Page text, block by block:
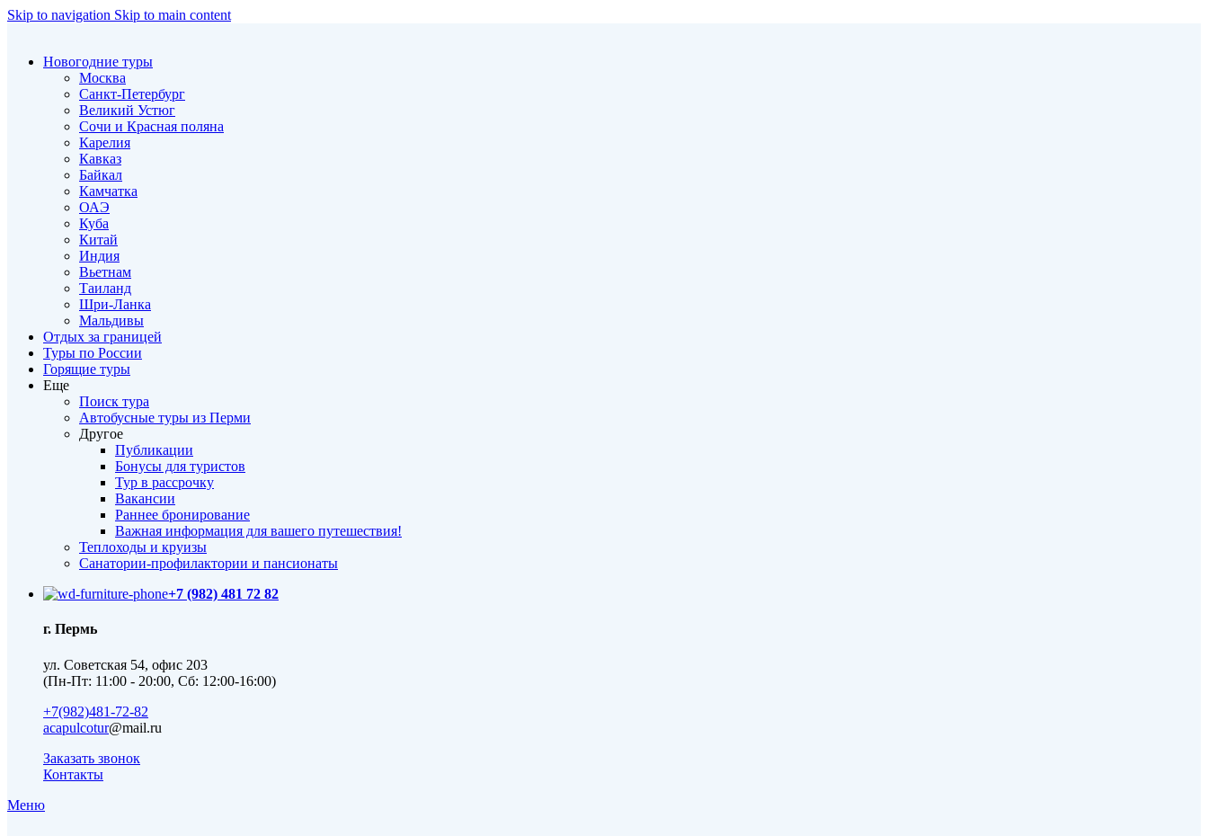
Skip to navigation Skip to main content
Новогодние туры
Москва
Санкт-Петербург
Великий Устюг
Сочи и Красная поляна
Карелия
Кавказ
Байкал
Камчатка
ОАЭ
Куба
Китай
Индия
Вьетнам
Таиланд
Шри-Ланка
Мальдивы
Отдых за границей
Туры по России
Горящие туры
Еще
Поиск тура
Автобусные туры из Перми
Другое
Публикации
Бонусы для туристов
Тур в рассрочку
Вакансии
Раннее бронирование
Важная информация для вашего путешествия!
Теплоходы и круизы
Санатории-профилактории и пансионаты
+7 (982) 481 72 82
г. Пермь
ул. Советская 54, офис 203
(Пн-Пт: 11:00 - 20:00, Сб: 12:00-16:00)
+7(982)481-72-82
acapulcotur@mail.ru
Заказать звонок
Контакты
Меню